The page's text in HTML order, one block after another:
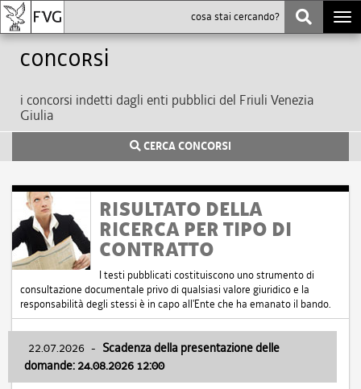
Concorsi
i concorsi indetti dagli enti pubblici del Friuli Venezia
Giulia
CERCA CONCORSI
RISULTATO DELLA
RICERCA PER TIPO DI
CONTRATTO
I testi pubblicati costituiscono uno strumento di
consultazione documentale privo di qualsiasi valore giuridico e la
responsabilità degli stessi è in capo all'Ente che ha emanato il bando.
22.07.2026 - Scadenza della presentazione delle
domande: 24.08.2026 12:00